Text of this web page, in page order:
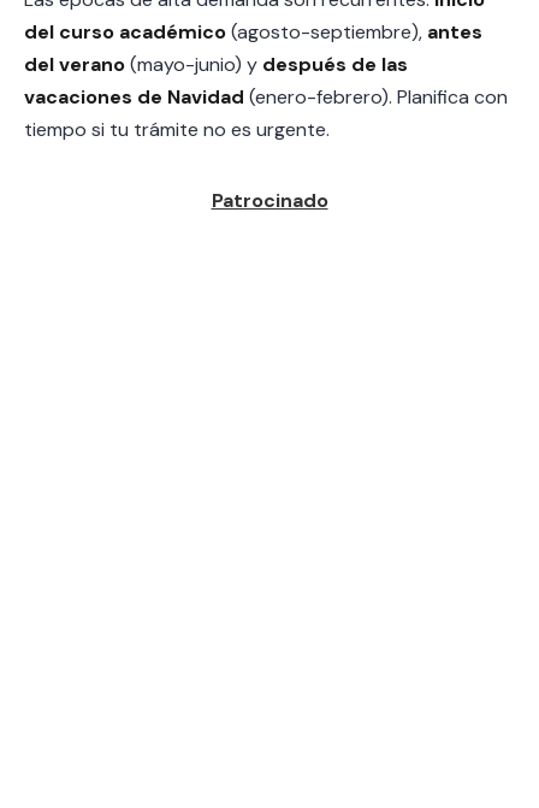
del curso académico(agosto-septiembre), antes
del verano(mayo-junio) y después de las
vacaciones de Navidad (enero-febrero). Planifica con
tiempo si tu trámite no es urgente.